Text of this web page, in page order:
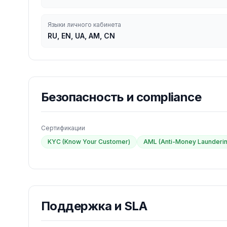
Языки личного кабинета
RU, EN, UA, AM, CN
Безопасность и compliance
Сертификации
KYC (Know Your Customer)
AML (Anti-Money
Поддержка и SLA